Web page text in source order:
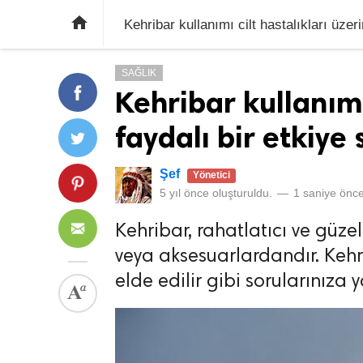
 Kehribar kullanımı cilt hastalıkları
SAĞLIK
Kehribar
faydalı bir etkiye
Şef Yönetici
5 yıl önce oluşturuldu. — 1 saniye
Kehribar, rahatlatıcı ve
veya aksesuarlardandır.
elde edilir gibi sorularınıza